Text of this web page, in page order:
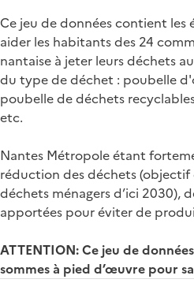
Ce jeu de données contient les
aider les habitants des 24
nantaise à jeter leurs déchets
du type de déchet : poubelle
poubelle de déchets
etc.
Nantes Métropole étant
réduction des déchets (objectif
déchets ménagers d’ici 2030),
apportées pour éviter de
ATTENTION: Ce jeu de
sommes à pied d’œuvre pour